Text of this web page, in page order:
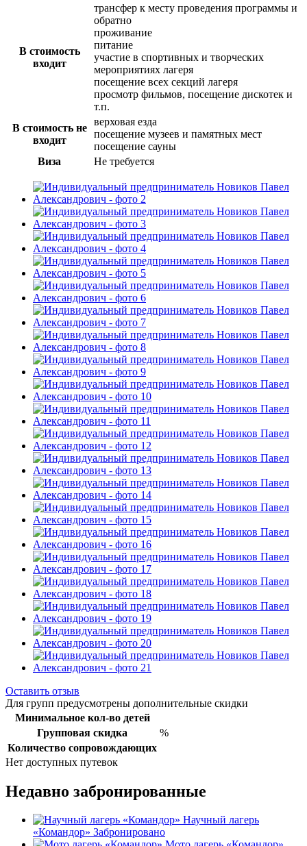
В стоимость
входит
трансфер к месту проведения программы и
обратно
проживание
питание
участие в спортивных и творческих
мероприятиях лагеря
посещение всех секций лагеря
просмотр фильмов, посещение дискотек и
т.п.
В стоимость не
входит
верховая езда
посещение музеев и памятных мест
посещение сауны
Виза
Не требуется
Оставить отзыв
Для групп предусмотрены дополнительные скидки
Минимальное кол-во детей
Групповая скидка
%
Количество сопровождающих
Нет доступных путевок
Недавно забронированные
Научный лагерь
«Командор» Забронировано